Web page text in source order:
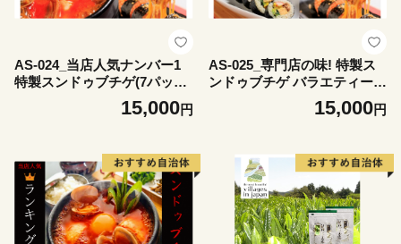
AS-024_当店人気ナンバー1
特製スンドゥブチゲ(7パック)
とキンパ2本(特製キンパ1
本・チーズキンパ1本)のセッ
15,000円
AS-025_専門店の味! 特製ス
ンドゥブチゲ バラエティーセ
ット(６パック)とキンパ2本
(特製キンパ1本・チーズキン
15,000円